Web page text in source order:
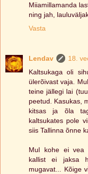
Miiamillamanda
ning jah,
Vasta
Lendav
18.
Kaltsukaga oli
ülerõivast vaja.
teine jällegi lai
peetud. Kasukas,
kitsas ja õla
kaltsukates pole
siis Tallinna õnne
Mul kohe ei vea
kallist ei jaksa
mugavat... Kõige